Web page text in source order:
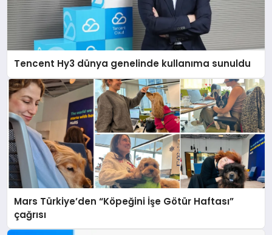
Tencent Hy3 dünya genelinde kullanıma sunuldu
Mars Türkiye’den “Köpeğini İşe Götür Haftası”
çağrısı